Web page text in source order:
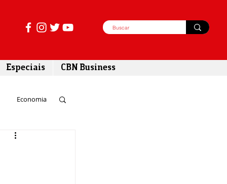
Especiais CBN Business
Economia